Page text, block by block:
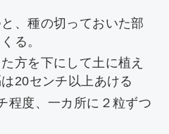
、種の切っておいた部
る。
方を下にして土に植え
20センチ以上あける
程度、一カ所に２粒ずつ